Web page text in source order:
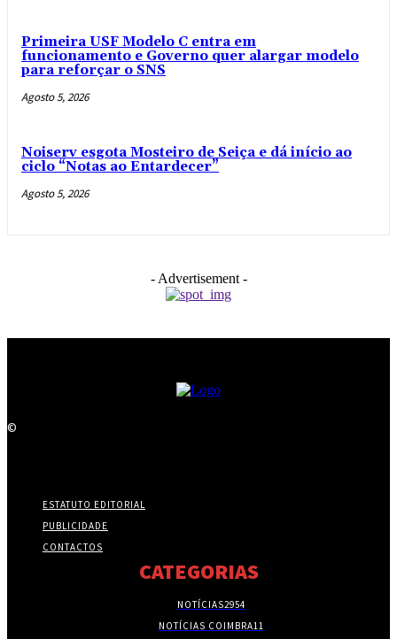
Primeira USF Modelo C entra em
funcionamento e Governo quer alargar modelo
para reforçar o SNS
Agosto 5, 2026
Noiserv esgota Mosteiro de Seiça e dá início ao
ciclo “Notas ao Entardecer”
Agosto 5, 2026
- Advertisement -
©
ESTATUTO EDITORIAL
PUBLICIDADE
CONTACTOS
CATEGORIAS
NOTÍCIAS2954
NOTÍCIAS COIMBRA11